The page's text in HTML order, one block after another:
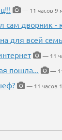
— 11 часов 9
сам дворник -
для всей
— 11
пошла...
—
— 11 часов